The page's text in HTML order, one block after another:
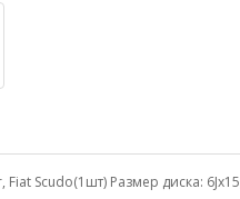
Scudo(1шт) Размер диска: